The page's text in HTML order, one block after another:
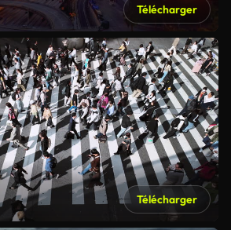
Télécharger
Télécharger